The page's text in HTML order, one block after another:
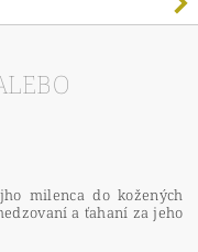
milenca do kožených
a ťahaní za jeho